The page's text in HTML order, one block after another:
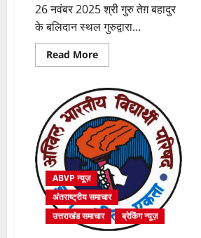
26 नवंबर 2025 श्री गुरु तेग़ बहादुर
के बलिदान स्थल गुरुद्वारा...
Read MoreRead
more
के
71वें
राष्ट्रीय
अधिवेशन
में
देशभर
के
युवाओं
ने
अर्पित
की
श्री
गुरु
तेग
बहादुर
ABVP न्यूज़
अंतराष्ट्रीय समाचार
उत्तराखंड समाचार
ब्रेकिंग न्यूज़